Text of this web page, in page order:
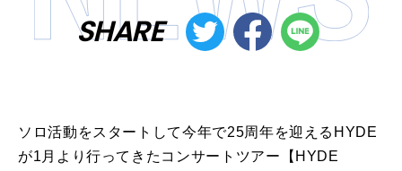
SHARE
ソロ活動をスタートして今年で25周年を迎えるHYDE
が1月より行ってきたコンサートツアー【HYDE